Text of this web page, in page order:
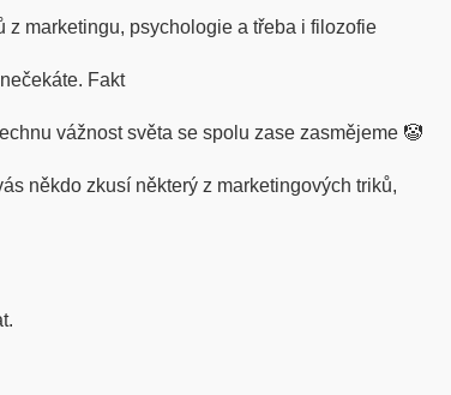
z marketingu, psychologie a třeba i filozofie
Fakt
vážnost světa se spolu zase zasmějeme 🤡
někdo zkusí některý z marketingových triků,